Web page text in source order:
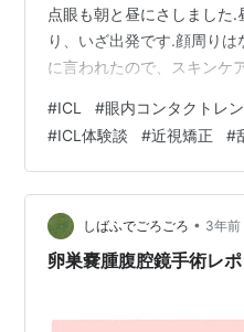
点眼も朝と昼にさしました.
り、いざ出発です.顔周り
に言われたので、スキンケ
も日焼け止めを塗らず、ヘ
んでした.しかし、この日は
ク・長袖・日傘...と出来る
ネ)まわりからは怪しい人
は受付を済ませ、血圧を測
は麻酔や痛み…
#ICL #眼内コンタクトレ
#ICL体験談 #近視矯正 #
しばふでごろごろ • 3年前
卵巣嚢腫腹腔鏡手術レ